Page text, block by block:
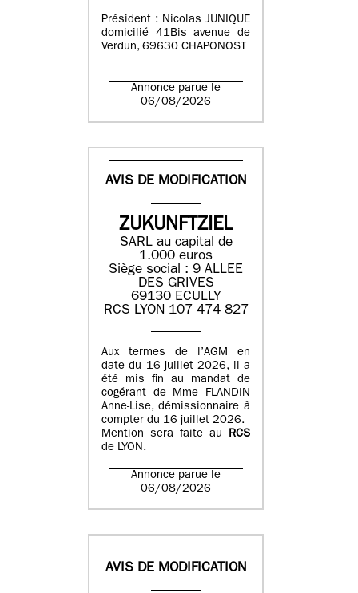
Président : Nicolas JUNIQUE
domicilié 41Bis avenue de
Verdun, 69630 CHAPONOST
Annonce parue le
06/08/2026
AVIS DE MODIFICATION
ZUKUNFTZIEL
SARL au capital de
1.000 euros
Siège social : 9 ALLEE
DES GRIVES
69130 ECULLY
RCS LYON 107 474 827
Aux termes de l’AGM en
date du 16 juillet 2026, il a
été mis fin au mandat de
cogérant de Mme FLANDIN
Anne-Lise, démissionnaire à
compter du 16 juillet 2026.
Mention sera faite au RCS
de LYON.
Annonce parue le
06/08/2026
AVIS DE MODIFICATION